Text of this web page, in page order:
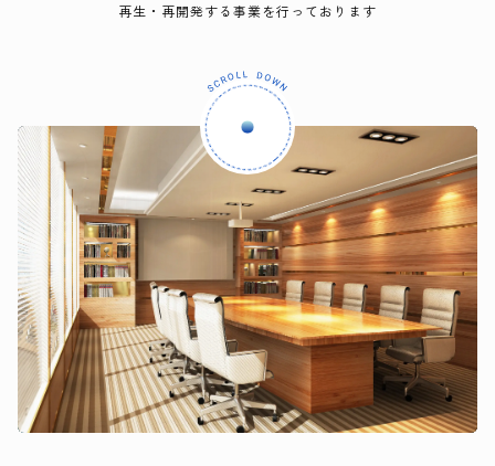
再生・再開発する事業を行っております